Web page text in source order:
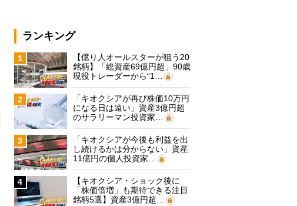
ランキング
1
【億り人オールスターが狙う20
銘柄】「総資産69億円超」90歳
現役トレーダーから“1…
2
「キオクシアが再び株価10万円
になる日は遠い」資産3億円超
のサラリーマン投資家…
3
「キオクシアが今後も利益を出
し続けるかは分からない」資産
11億円の個人投資家…
4
【キオクシア・ショック後に
「株価倍増」も期待できる注目
銘柄5選】資産3億円超…